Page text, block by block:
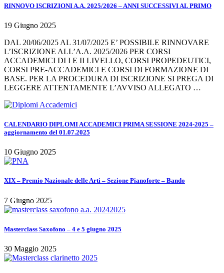
RINNOVO ISCRIZIONI A.A. 2025/2026 – ANNI SUCCESSIVI AL PRIMO
19 Giugno 2025
DAL 20/06/2025 AL 31/07/2025 E’ POSSIBILE RINNOVARE
L’ISCRIZIONE ALL’A.A. 2025/2026 PER CORSI
ACCADEMICI DI I E II LIVELLO, CORSI PROPEDEUTICI,
CORSI PRE-ACCADEMICI E CORSI DI FORMAZIONE DI
BASE. PER LA PROCEDURA DI ISCRIZIONE SI PREGA DI
LEGGERE ATTENTAMENTE L’AVVISO ALLEGATO …
CALENDARIO DIPLOMI ACCADEMICI PRIMA SESSIONE 2024-2025 –
aggiornamento del 01.07.2025
10 Giugno 2025
XIX – Premio Nazionale delle Arti – Sezione Pianoforte – Bando
7 Giugno 2025
Masterclass Saxofono – 4 e 5 giugno 2025
30 Maggio 2025